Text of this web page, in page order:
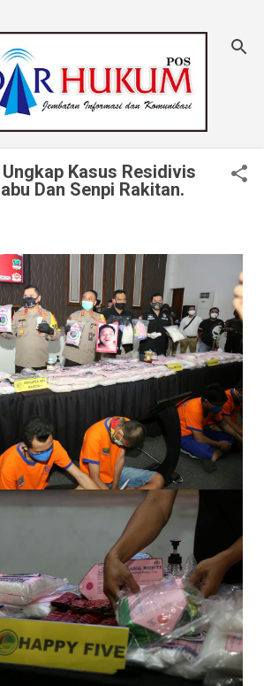
Kasus Residivis
Dan Senpi Rakitan.